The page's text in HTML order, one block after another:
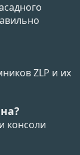
ZLP и их
консоли